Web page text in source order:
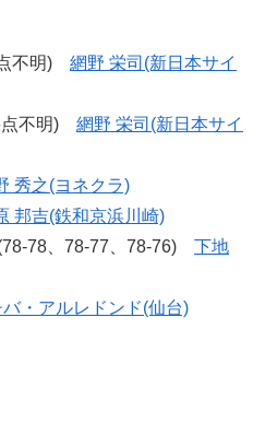
不明) 網野 栄司(新日本サイ
不明) 網野 栄司(新日本サイ
秀之(ヨネクラ)
邦吉(鉄和京浜川崎)
78、78-77、78-76) 下地
バ・アルレドンド(仙台)